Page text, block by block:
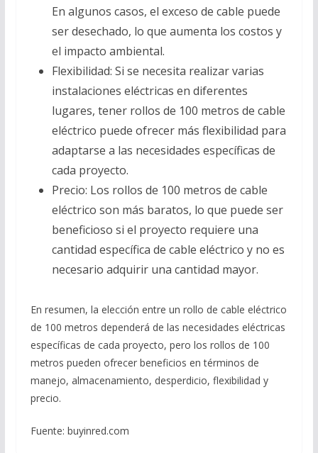
En algunos casos, el exceso de cable puede
ser desechado, lo que aumenta los costos y
el impacto ambiental.
Flexibilidad: Si se necesita realizar varias
instalaciones eléctricas en diferentes
lugares, tener rollos de 100 metros de cable
eléctrico puede ofrecer más flexibilidad para
adaptarse a las necesidades específicas de
cada proyecto.
Precio: Los rollos de 100 metros de cable
eléctrico son más baratos, lo que puede ser
beneficioso si el proyecto requiere una
cantidad específica de cable eléctrico y no es
necesario adquirir una cantidad mayor.
En resumen, la elección entre un rollo de cable eléctrico
de 100 metros dependerá de las necesidades eléctricas
específicas de cada proyecto, pero los rollos de 100
metros pueden ofrecer beneficios en términos de
manejo, almacenamiento, desperdicio, flexibilidad y
precio.
Fuente: buyinred.com